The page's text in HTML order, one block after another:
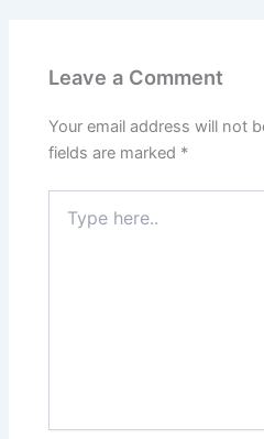
Leave a Comment
Your email address will not
fields are marked *
here..